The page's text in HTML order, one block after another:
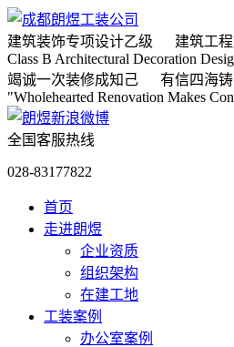
建筑装饰专项设计乙级 建筑工
Class B Architectural Decoration
竭诚一次装修成知己 有信四海
"Wholehearted Renovation Makes
全国客服热线
028-83177822
首页
走进朗煜
企业资质
组织架构
在建工地
工装案例
办公室案例